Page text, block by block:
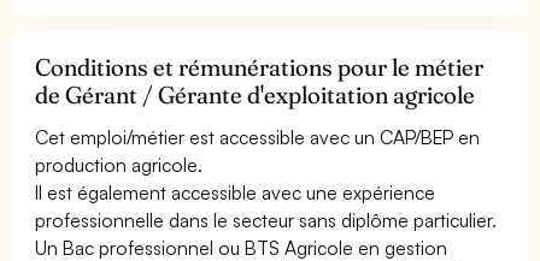
Conditions et rémunérations pour le métier
de Gérant / Gérante d'exploitation agricole
Cet emploi/métier est accessible avec un CAP/BEP en
production agricole.
Il est également accessible avec une expérience
professionnelle dans le secteur sans diplôme particulier.
Un Bac professionnel ou BTS Agricole en gestion